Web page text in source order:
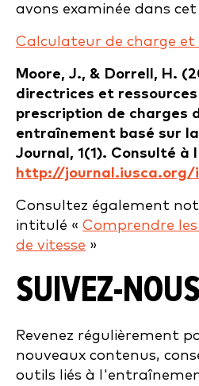
avons examinée dans
Calculateur de charge et
Moore, J., & Dorrell, H.
directrices et
prescription de charges
entraînement basé sur
Journal, 1(1). Consulté à
http://
Consultez également
intitulé « Comprendre
de vitesse »
SUIVEZ-
Revenez régulièrement
nouveaux contenus,
outils liés à